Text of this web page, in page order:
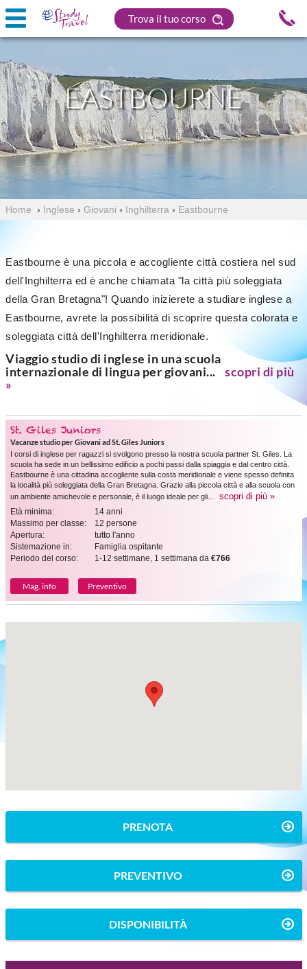
Trova il tuo corso
EASTBOURNE
Home › Inglese › Giovani › Inghilterra › Eastbourne
Eastbourne è una piccola e accogliente città costiera nel sud
dell'Inghilterra ed è anche chiamata "la città più soleggiata
della Gran Bretagna"! Quando inizierete a studiare inglese a
Eastbourne, avrete la possibilità di scoprire questa colorata e
soleggiata città dell'Inghilterra meridionale.
Viaggio studio di inglese in una scuola
internazionale di lingua per giovani...
scopri di più
»
St. Giles Juniors
Vacanze studio per Giovani ad St. Giles Juniors
I corsi di inglese per ragazzi si svolgono presso la nostra scuola partner St. Giles. La
scuola ha sede in un bellissimo edificio a pochi passi dalla spiaggia e dal centro città.
Eastbourne è una cittadina accogliente sulla costa meridionale e viene spesso definita
la località più soleggiata della Gran Bretagna. Grazie alla piccola città e alla scuola con
un ambiente amichevole e personale, è il luogo ideale per gli...
scopri di più »
Età minima:
14 anni
Massimo per classe:
12 persone
Apertura:
tutto l'anno
Sistemazione in:
Famiglia ospitante
Periodo del corso:
1-12 settimane, 1 settimana da €766
Mag. info Preventivo
PRENOTA
PREVENTIVO
DISPONIBILITÀ